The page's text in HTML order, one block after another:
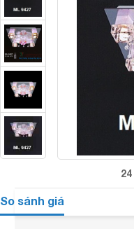
24
So sánh giá